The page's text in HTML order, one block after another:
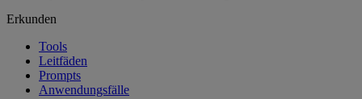
Erkunden
Tools
Leitfäden
Prompts
Anwendungsfälle